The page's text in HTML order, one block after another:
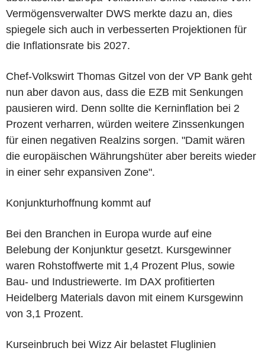
Vermögensverwalter DWS merkte dazu an, dies
spiegele sich auch in verbesserten Projektionen für
die Inflationsrate bis 2027.
Chef-Volkswirt Thomas Gitzel von der VP Bank geht
nun aber davon aus, dass die EZB mit Senkungen
pausieren wird. Denn sollte die Kerninflation bei 2
Prozent verharren, würden weitere Zinssenkungen
für einen negativen Realzins sorgen. "Damit wären
die europäischen Währungshüter aber bereits wieder
in einer sehr expansiven Zone".
Konjunkturhoffnung kommt auf
Bei den Branchen in Europa wurde auf eine
Belebung der Konjunktur gesetzt. Kursgewinner
waren Rohstoffwerte mit 1,4 Prozent Plus, sowie
Bau- und Industriewerte. Im DAX profitierten
Heidelberg Materials davon mit einem Kursgewinn
von 3,1 Prozent.
Kurseinbruch bei Wizz Air belastet Fluglinien